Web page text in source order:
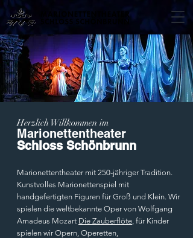
Herzlich Willkommen im
Marionettentheater
Schloss Schönbrunn
Marionettentheater mit 250-jähriger Tradition.
Kunstvolles Marionettenspiel mit
handgefertigten Figuren für Groß und Klein. Wir
spielen die weltbekannte Oper von Wolfgang
Amadeus Mozart Die Zauberflöte, für Kinder
spielen wir Opern, Operetten,